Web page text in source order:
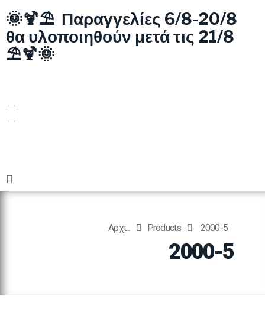
🌞🍹⛱️ Παραγγελίες 6/8-20/8
θα υλοποιηθούν μετά τις 21/8
⛱️🍹🌞
Αρχι... Products 2000-5
2000-5